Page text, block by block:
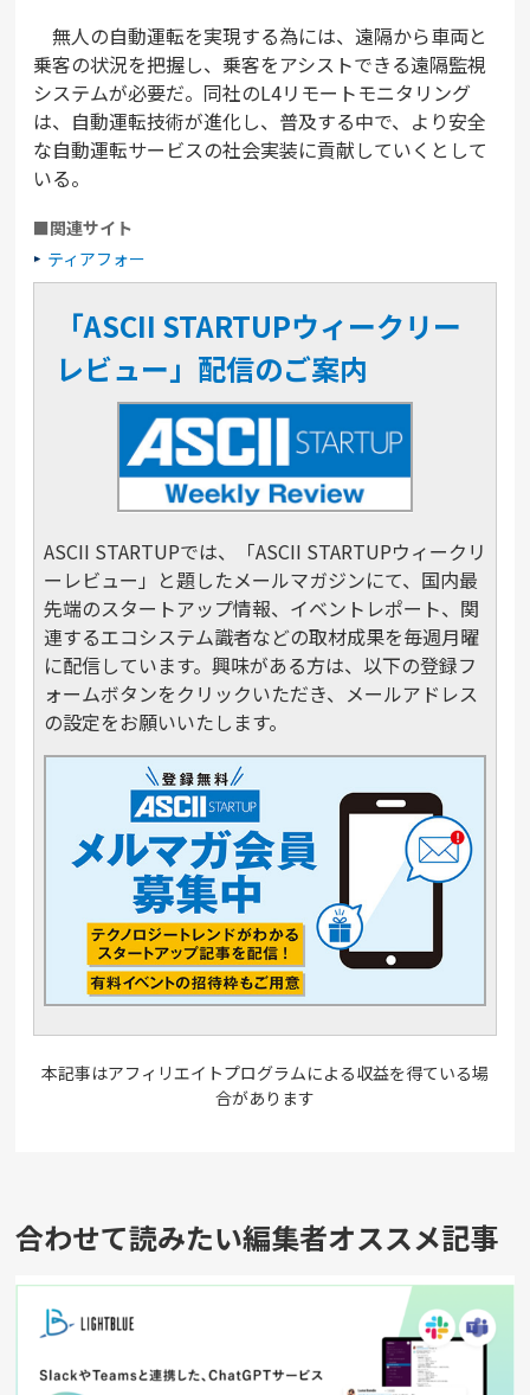
無人の自動運転を実現する為には、遠隔から車両と
乗客の状況を把握し、乗客をアシストできる遠隔監視
システムが必要だ。同社のL4リモートモニタリング
は、自動運転技術が進化し、普及する中で、より安全
な自動運転サービスの社会実装に貢献していくとして
いる。
■関連サイト
ティアフォー
「ASCII STARTUPウィークリー
レビュー」配信のご案内
ASCII STARTUPでは、「ASCII STARTUPウィークリ
ーレビュー」と題したメールマガジンにて、国内最
先端のスタートアップ情報、イベントレポート、関
連するエコシステム識者などの取材成果を毎週月曜
に配信しています。興味がある方は、以下の登録フ
ォームボタンをクリックいただき、メールアドレス
の設定をお願いいたします。
本記事はアフィリエイトプログラムによる収益を得ている場
合があります
合わせて読みたい編集者オススメ記事